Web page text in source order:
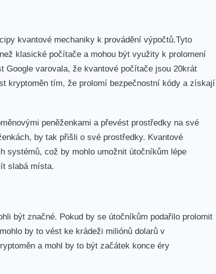
kvantové mechaniky k provádění výpočtů.Tyto‍
klasické počítače a mohou ​být využity⁤ k prolomení
‍Google varovala, že kvantové počítače ‌jsou 20krát
kryptoměn tím, že ⁤prolomí bezpečnostní kódy a získají
peněženkami a převést prostředky na své
by tak přišli o své prostředky. Kvantové
systémů, ‍což by mohlo umožnit útočníkům ​lépe
slabá místa.
být značné. Pokud by se útočníkům podařilo prolomit
by to vést ke krádeži miliónů dolarů v
‌a mohl by to ⁤být začátek konce éry